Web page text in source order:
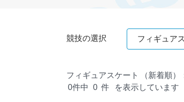
競技の選択 フィギュア
フィギュアスケート
（新着順）
0件中
0 件 を表示しています